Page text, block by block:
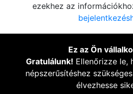
ezekhez az
Ez az Ön
Gratulálunk! Ellenőrizze le,
népszerűsítéshez
élvezhesse